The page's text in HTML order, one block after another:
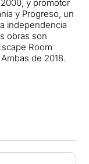
y promotor
y Progreso, un
independencia
obras son
Room
de 2018.